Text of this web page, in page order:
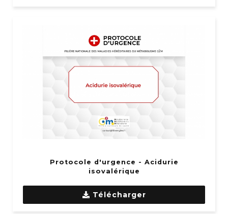
Protocole d'urgence - Acidurie
isovalérique
Télécharger